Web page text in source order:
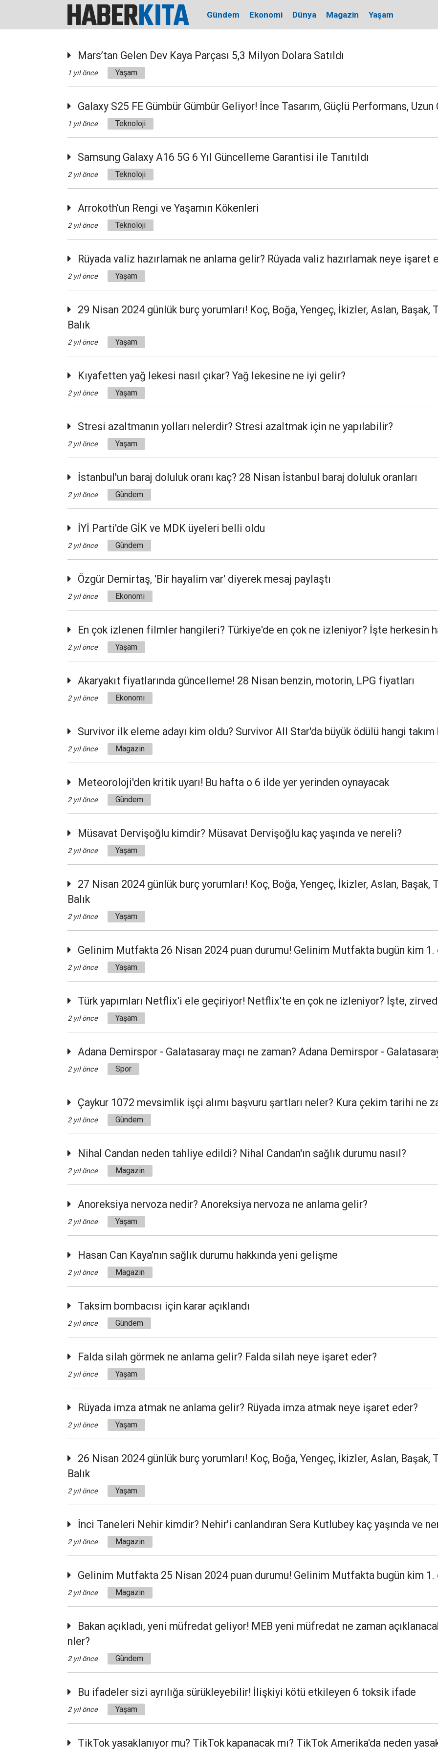
Gündem Ekonomi Dünya Magazin Yaşam
Mars’tan Gelen Dev Kaya Parçası 5,3 Milyon Dolara Satıldı
1 yıl önce Yaşam
Galaxy S25 FE Gümbür Gümbür Geliyor! İnce Tasarım, Güçlü Performans,
1 yıl önce Teknoloji
Samsung Galaxy A16 5G 6 Yıl Güncelleme Garantisi ile Tanıtıldı
2 yıl önce Teknoloji
Arrokoth'un Rengi ve Yaşamın Kökenleri
2 yıl önce Teknoloji
Rüyada valiz hazırlamak ne anlama gelir? Rüyada valiz hazırlamak neye işaret
2 yıl önce Yaşam
29 Nisan 2024 günlük burç yorumları! Koç, Boğa, Yengeç, İkizler, Aslan, Başak,
Balık
2 yıl önce Yaşam
Kıyafetten yağ lekesi nasıl çıkar? Yağ lekesine ne iyi gelir?
2 yıl önce Yaşam
Stresi azaltmanın yolları nelerdir? Stresi azaltmak için ne yapılabilir?
2 yıl önce Yaşam
İstanbul'un baraj doluluk oranı kaç? 28 Nisan İstanbul baraj doluluk oranları
2 yıl önce Gündem
İYİ Parti'de GİK ve MDK üyeleri belli oldu
2 yıl önce Gündem
Özgür Demirtaş, 'Bir hayalim var' diyerek mesaj paylaştı
2 yıl önce Ekonomi
En çok izlenen filmler hangileri? Türkiye'de en çok ne izleniyor? İşte herkesin
2 yıl önce Yaşam
Akaryakıt fiyatlarında güncelleme! 28 Nisan benzin, motorin, LPG fiyatları
2 yıl önce Ekonomi
Survivor ilk eleme adayı kim oldu? Survivor All Star'da büyük ödülü hangi takım
2 yıl önce Magazin
Meteoroloji'den kritik uyarı! Bu hafta o 6 ilde yer yerinden oynayacak
2 yıl önce Gündem
Müsavat Dervişoğlu kimdir? Müsavat Dervişoğlu kaç yaşında ve nereli?
2 yıl önce Yaşam
27 Nisan 2024 günlük burç yorumları! Koç, Boğa, Yengeç, İkizler, Aslan, Başak,
Balık
2 yıl önce Yaşam
Gelinim Mutfakta 26 Nisan 2024 puan durumu! Gelinim Mutfakta bugün kim 1.
2 yıl önce Yaşam
Türk yapımları Netflix'i ele geçiriyor! Netflix'te en çok ne izleniyor? İşte,
2 yıl önce Yaşam
Adana Demirspor - Galatasaray maçı ne zaman? Adana Demirspor -
2 yıl önce Spor
Çaykur 1072 mevsimlik işçi alımı başvuru şartları neler? Kura çekim tarihi ne
2 yıl önce Gündem
Nihal Candan neden tahliye edildi? Nihal Candan'ın sağlık durumu nasıl?
2 yıl önce Magazin
Anoreksiya nervoza nedir? Anoreksiya nervoza ne anlama gelir?
2 yıl önce Yaşam
Hasan Can Kaya'nın sağlık durumu hakkında yeni gelişme
2 yıl önce Magazin
Taksim bombacısı için karar açıklandı
2 yıl önce Gündem
Falda silah görmek ne anlama gelir? Falda silah neye işaret eder?
2 yıl önce Yaşam
Rüyada imza atmak ne anlama gelir? Rüyada imza atmak neye işaret eder?
2 yıl önce Yaşam
26 Nisan 2024 günlük burç yorumları! Koç, Boğa, Yengeç, İkizler, Aslan, Başak,
Balık
2 yıl önce Yaşam
İnci Taneleri Nehir kimdir? Nehir'i canlandıran Sera Kutlubey kaç yaşında ve
2 yıl önce Magazin
Gelinim Mutfakta 25 Nisan 2024 puan durumu! Gelinim Mutfakta bugün kim 1.
2 yıl önce Magazin
Bakan açıkladı, yeni müfredat geliyor! MEB yeni müfredat ne zaman
nler?
2 yıl önce Gündem
Bu ifadeler sizi ayrılığa sürükleyebilir! İlişkiyi kötü etkileyen 6 toksik ifade
2 yıl önce Yaşam
TikTok yasaklanıyor mu? TikTok kapanacak mı? TikTok Amerika'da neden